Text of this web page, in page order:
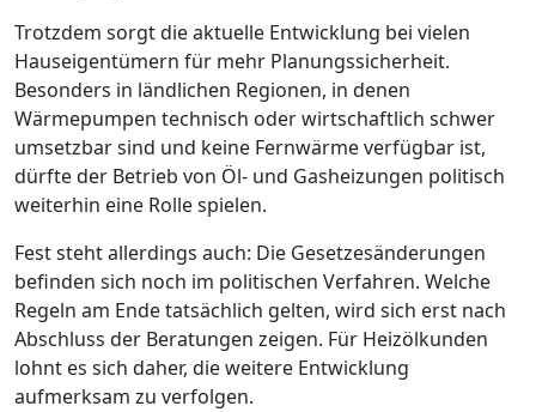
Trotzdem sorgt die aktuelle Entwicklung bei vielen
Hauseigentümern für mehr Planungssicherheit.
Besonders in ländlichen Regionen, in denen
Wärmepumpen technisch oder wirtschaftlich schwer
umsetzbar sind und keine Fernwärme verfügbar ist,
dürfte der Betrieb von Öl- und Gasheizungen politisch
weiterhin eine Rolle spielen.
Fest steht allerdings auch: Die Gesetzesänderungen
befinden sich noch im politischen Verfahren. Welche
Regeln am Ende tatsächlich gelten, wird sich erst nach
Abschluss der Beratungen zeigen. Für Heizölkunden
lohnt es sich daher, die weitere Entwicklung
aufmerksam zu verfolgen.